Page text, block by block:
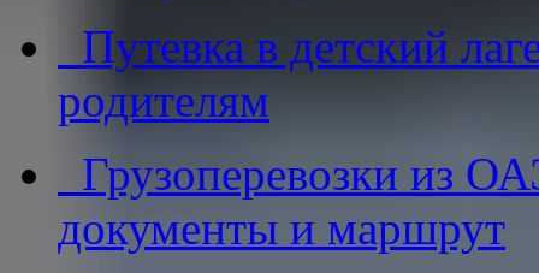
Путевка в детский
родителям
Грузоперевозки из
документы и маршрут